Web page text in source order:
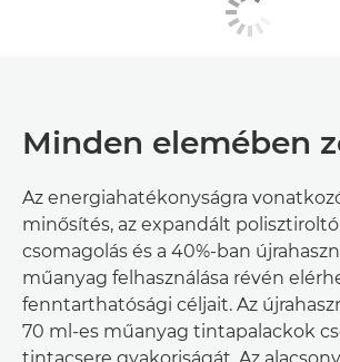
Minden elemében
Az energiahatékonyságra
minősítés, az expandált
csomagolás és a 40%-ban
műanyag felhasználása révén
fenntarthatósági céljait. Az
70 ml-es műanyag tintapalackok